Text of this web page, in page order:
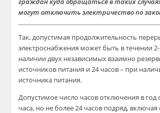
могут отключить электричество по
Так, допустимая продолжительность
электроснабжения может быть в течении
наличии двух независимых взаимно
источников питания и 24 часов – при
источника питания.
Допустимое число часов отключения в год
часа, но не более 24 часов подряд, включая